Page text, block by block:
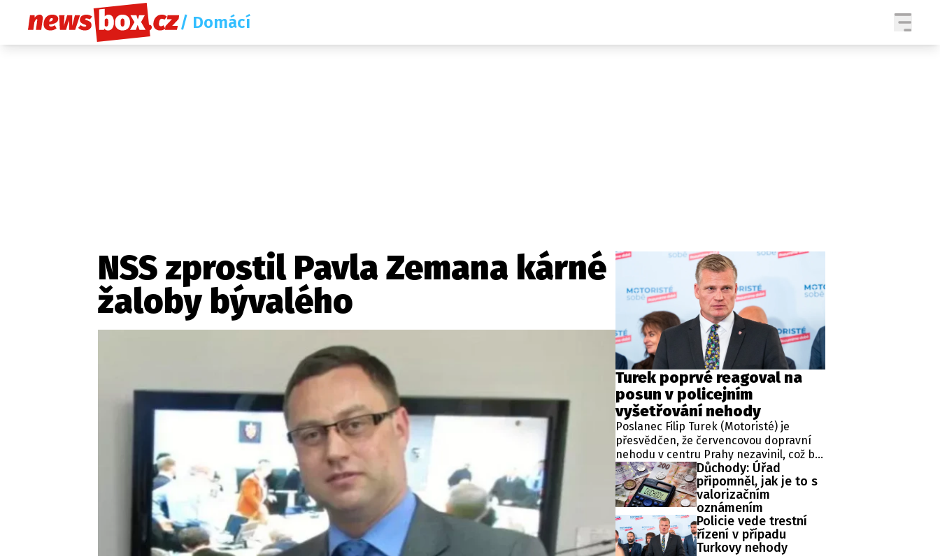
/ Domácí
Etický kodex Redakce Kontakt Vydavatel
Volná místa
Provozovatelem serveru newsbox.cz je INCORP MEDIA GROUP s.r.o., IČ: 118 23 054
Zaznamenali jste událost? Máte pro nás důležitou zprávu, příběh, fotografie, videa?
Pošlete nám mail na:redakce@newsbox.cz
Nejlepší z vás odměníme
NSS zprostil Pavla Zemana kárné
žaloby bývalého
Turek poprvé reagoval na
posun v policejním
vyšetřování nehody
Poslanec Filip Turek (Motoristé) je
přesvědčen, že červencovou dopravní
nehodu v centru Prahy nezavinil, což by
podle jeho slov mělo prokázat i
probíhající vyšetřování. Policie v
případu zahájila trestní řízení a zároveň
nařídila znalecké zkoumání. Nikdo
zatím nebyl obviněn.
Důchody: Úřad
připomněl, jak je to s
valorizačním
oznámením
Policie vede trestní
řízení v případu
Turkovy nehody